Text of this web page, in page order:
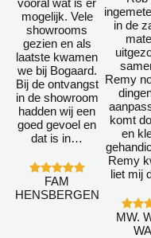
mogelijk. Vele
showrooms
gezien en als
laatste kwamen
we bij Bogaard.
Bij de ontvangst
in de showroom
hadden wij een
goed gevoel en
dat is in…
FAM
HENSBERGEN
in de
Remy
komt
en
Remy
liet mij
MW.